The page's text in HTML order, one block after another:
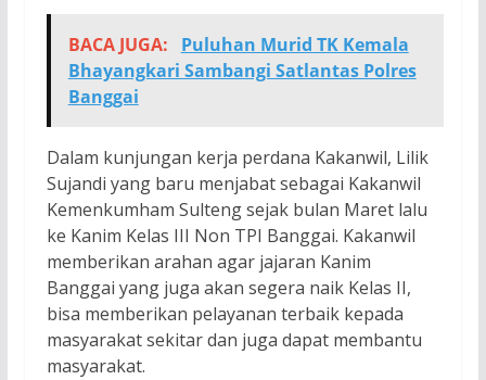
BACA JUGA:
Puluhan Murid TK Kemala
Bhayangkari Sambangi Satlantas Polres
Banggai
Dalam kunjungan kerja perdana Kakanwil, Lilik
Sujandi yang baru menjabat sebagai Kakanwil
Kemenkumham Sulteng sejak bulan Maret lalu
ke Kanim Kelas III Non TPI Banggai. Kakanwil
memberikan arahan agar jajaran Kanim
Banggai yang juga akan segera naik Kelas II,
bisa memberikan pelayanan terbaik kepada
masyarakat sekitar dan juga dapat membantu
masyarakat.